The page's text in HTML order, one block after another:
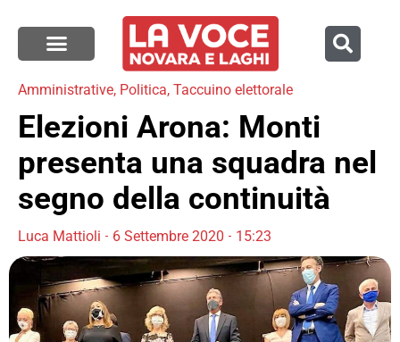
Amministrative, Politica, Taccuino elettorale
Elezioni Arona: Monti
presenta una squadra nel
segno della continuità
Luca Mattioli 6 Settembre 2020 15:23